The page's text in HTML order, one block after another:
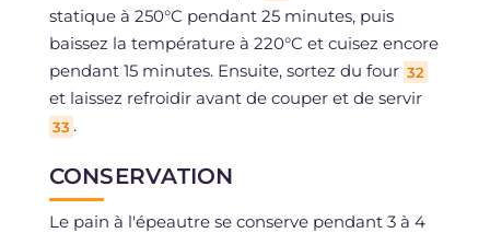
statique à 250°C pendant 25 minutes, puis
baissez la température à 220°C et cuisez encore
pendant 15 minutes. Ensuite, sortez du four 32
et laissez refroidir avant de couper et de servir
33 .
CONSERVATION
Le pain à l'épeautre se conserve pendant 3 à 4